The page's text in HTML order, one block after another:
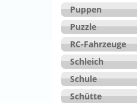
Puppen
Puzzle
RC-Fahrzeuge
Schleich
Schule
Schütte